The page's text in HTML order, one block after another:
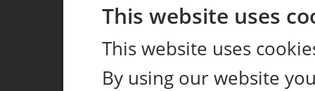
This website uses
This website uses
By using our website